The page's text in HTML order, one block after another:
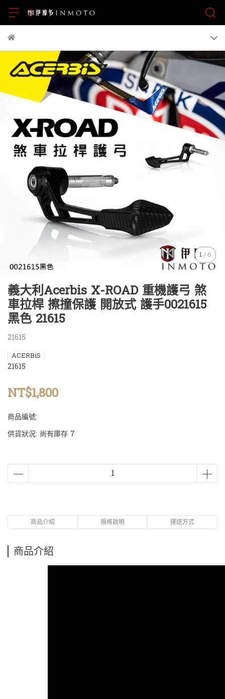
1/6
義大利Acerbis X-ROAD 重機護弓 煞
車拉桿 擦撞保護 開放式 護手0021615
黑色 21615
21615
ACERBiS
21615
NT$1,800
商品編號:
供貨狀況: 尚有庫存 7
商品介紹 規格說明 運送方式
商品介紹